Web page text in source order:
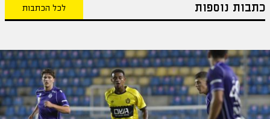
כתבות נוספות לכל הכתבות